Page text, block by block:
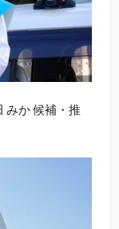
か 候補・推